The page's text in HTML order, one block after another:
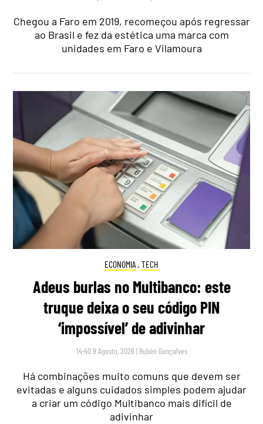
Chegou a Faro em 2019, recomeçou após regressar
ao Brasil e fez da estética uma marca com
unidades em Faro e Vilamoura
ECONOMIA , TECH
Adeus burlas no Multibanco: este
truque deixa o seu código PIN
‘impossível’ de adivinhar
14:40 9 Agosto, 2026 | Rubén Gonçalves
Há combinações muito comuns que devem ser
evitadas e alguns cuidados simples podem ajudar
a criar um código Multibanco mais difícil de
adivinhar